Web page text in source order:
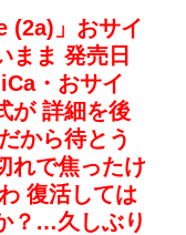
(2a)」おサイ
まま 発売日
・おサイ
が 詳細を後
から待とう
れで焦ったけ
復活しては
？…久しぶり